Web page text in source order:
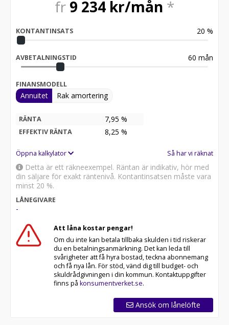
fr 9 234 kr/mån *
KONTANTINSATS 20 %
AVBETALNINGSTID 60 mån
FINANSMODELL
Annuitet Rak amortering
RÄNTA 7,95 %
EFFEKTIV RÄNTA 8,25 %
Öppna kalkylator Så har vi räknat
Detta är ett räkneexempel. Räntan är indikativ, hör med
din säljare för exakt räntenivå. Kontantinsatsen måste vara
minst 20 %.
LÅNEGIVARE
-
Att låna kostar pengar!
Om du inte kan betala tillbaka skulden i tid riskerar
du en betalningsanmärkning. Det kan leda till
svårigheter att få hyra bostad, teckna abonnemang
och få nya lån. För stöd, vänd dig till budget- och
skuldrådgivningen i din kommun. Kontaktuppgifter
finns på konsumentverket.se.
Ansök om lånelöfte